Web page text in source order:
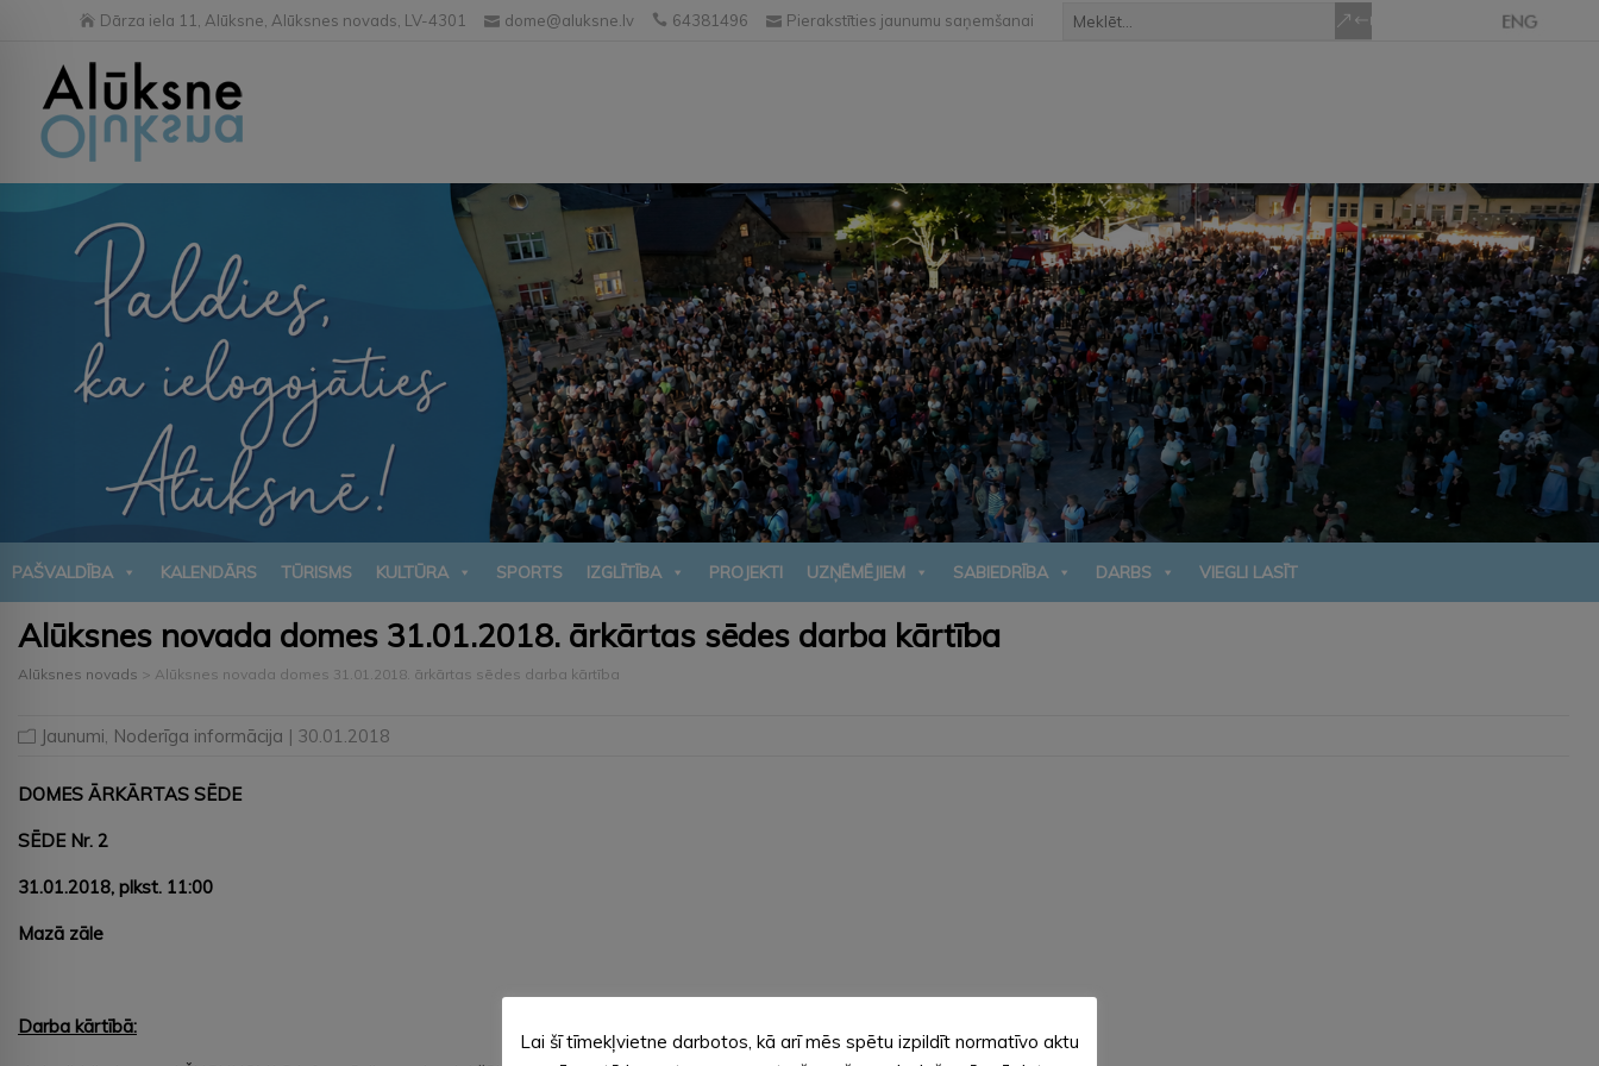
Dārza iela 11, Alūksne, Alūksnes novads, LV-4301 dome@aluksne.lv 64381496 Pierakstīties jaunumu saņemšanai
PAŠVALDĪBA KALENDĀRS TŪRISMS KULTŪRA SPORTS IZGLĪTĪBA PROJEKTI UZŅĒMĒJIEM SABIEDRĪBA DARBS VIEGLI LASĪT
Alūksnes novada domes 31.01.2018. ārkārtas sēdes darba kārtība
Alūksnes novads > Alūksnes novada domes 31.01.2018. ārkārtas sēdes darba kārtība
Jaunumi, Noderīga informācija | 30.01.2018
DOMES ĀRKĀRTAS SĒDE
SĒDE Nr. 2
31.01.2018, plkst. 11:00
Mazā zāle
Darba kārtībā:
Lai šī tīmekļvietne darbotos, kā arī mēs spētu izpildīt normatīvo aktu